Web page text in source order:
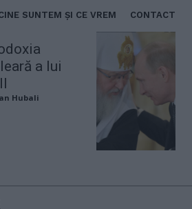
SUNTEM ȘI CE VREM CONTACT
a lui
Hubali